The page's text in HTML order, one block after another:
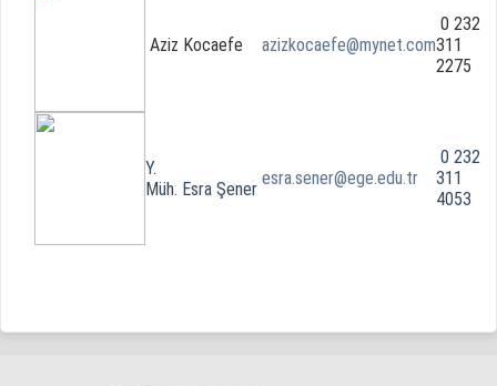
Aziz Kocaefe azizkocaefe@mynet.com
0 232
311
2275
Y.
Müh. Esra Şener
esra.sener@ege.edu.tr
0 232
311
4053